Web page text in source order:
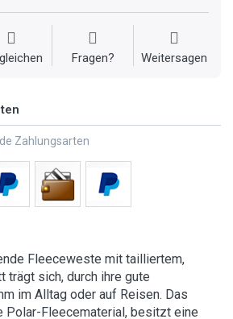
Fragen? Weitersagen
Zahlungsarten
Fleeceweste mit tailliertem,
trägt sich, durch ihre gute
im Alltag oder auf Reisen. Das
Polar-Fleecematerial, besitzt eine